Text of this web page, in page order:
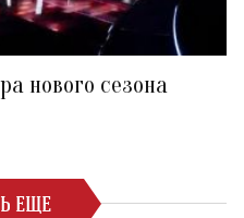
нового сезона
ЕЩЕ